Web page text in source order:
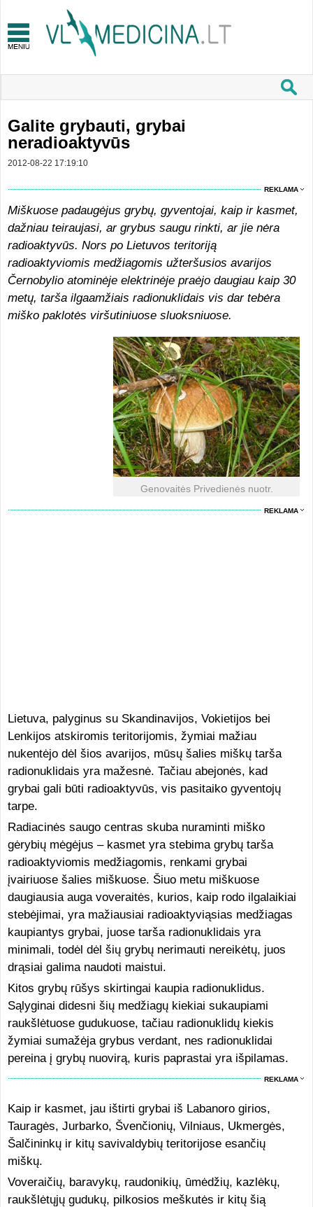
Galite grybauti, grybai
neradioaktyvūs
2012-08-22 17:19:10
REKLAMA
Miškuose padaugėjus grybų, gyventojai, kaip ir kasmet,
dažniau teiraujasi, ar grybus saugu rinkti, ar jie nėra
radioaktyvūs. Nors po Lietuvos teritoriją
radioaktyviomis medžiagomis užteršusios avarijos
Černobylio atominėje elektrinėje praėjo daugiau kaip 30
metų, tarša ilgaamžiais radionuklidais vis dar tebėra
miško paklotės viršutiniuose sluoksniuose.
Genovaitės Privedienės nuotr.
REKLAMA
Lietuva, palyginus su Skandinavijos, Vokietijos bei
Lenkijos atskiromis teritorijomis, žymiai mažiau
nukentėjo dėl šios avarijos, mūsų šalies miškų tarša
radionuklidais yra mažesnė. Tačiau abejonės, kad
grybai gali būti radioaktyvūs, vis pasitaiko gyventojų
tarpe.
Radiacinės saugo centras skuba nuraminti miško
gėrybių mėgėjus – kasmet yra stebima grybų tarša
radioaktyviomis medžiagomis, renkami grybai
įvairiuose šalies miškuose. Šiuo metu miškuose
daugiausia auga voveraitės, kurios, kaip rodo ilgalaikiai
stebėjimai, yra mažiausiai radioaktyviąsias medžiagas
kaupiantys grybai, juose tarša radionuklidais yra
minimali, todėl dėl šių grybų nerimauti nereikėtų, juos
drąsiai galima naudoti maistui.
Kitos grybų rūšys skirtingai kaupia radionuklidus.
Sąlyginai didesni šių medžiagų kiekiai sukaupiami
raukšlėtuose gudukuose, tačiau radionuklidų kiekis
žymiai sumažėja grybus verdant, nes radionuklidai
pereina į grybų nuovirą, kuris paprastai yra išpilamas.
REKLAMA
Kaip ir kasmet, jau ištirti grybai iš Labanoro girios,
Tauragės, Jurbarko, Švenčionių, Vilniaus, Ukmergės,
Šalčininkų ir kitų savivaldybių teritorijose esančių
miškų.
Voveraičių, baravykų, raudonikių, ūmėdžių, kazlėkų,
raukšlėtųjų gudukų, pilkosios meškutės ir kitų šią